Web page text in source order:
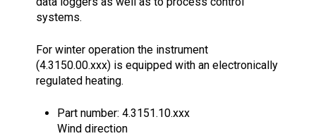
systems.
For winter operation the instrument
(4.3150.00.xxx) is equipped with an electronically
regulated heating.
Part number: 4.3151.10.xxx
Wind direction